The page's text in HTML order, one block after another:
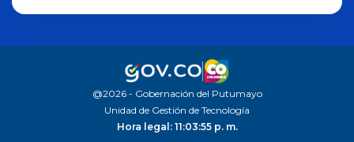
@2026 - Gobernación del Putumayo
Unidad de Gestión de Tecnología
Hora legal: 11:03:55 p. m.